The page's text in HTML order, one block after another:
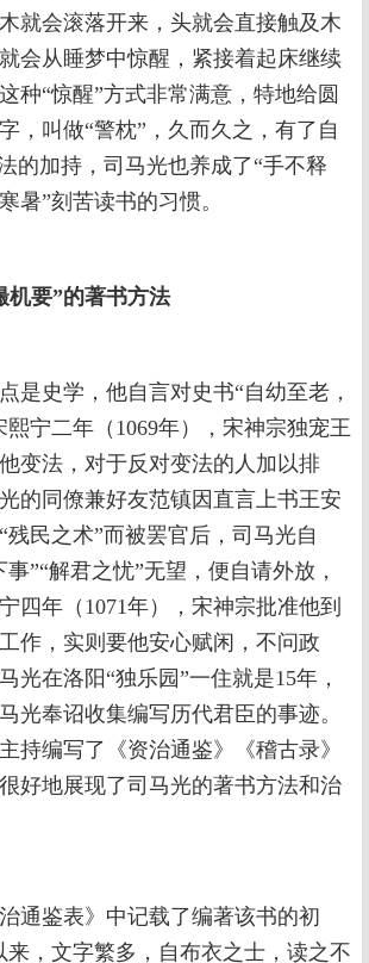
就会滚落开来，头就会直接触及木
会从睡梦中惊醒，紧接着起床继续
种“惊醒”方式非常满意，特地给圆
，叫做“警枕”，久而久之，有了自
的加持，司马光也养成了“手不释
暑”刻苦读书的习惯。
机要”的著书方法
是史学，他自言对史书“自幼至老，
熙宁二年（1069年），宋神宗独宠王
变法，对于反对变法的人加以排
的同僚兼好友范镇因直言上书王安
残民之术”而被罢官后，司马光自
”“解君之忧”无望，便自请外放，
四年（1071年），宋神宗批准他到
作，实则要他安心赋闲，不问政
光在洛阳“独乐园”一住就是15年，
光奉诏收集编写历代君臣的事迹。
持编写了《资治通鉴》《稽古录》
好地展现了司马光的著书方法和治
通鉴表》中记载了编著该书的初
来，文字繁多，自布衣之士，读之不